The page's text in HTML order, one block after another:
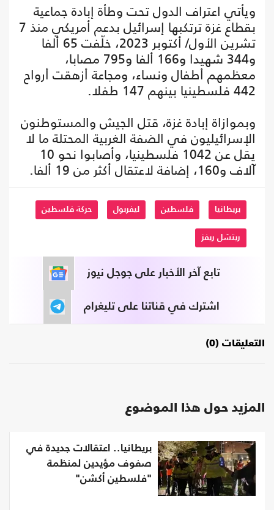
ويأتي اعتراف الدول تحت وطأة إبادة جماعية
بقطاع غزة ترتكبها إسرائيل بدعم أمريكي منذ 7
تشرين الأول/ أكتوبر 2023، خلّفت 65 ألفا
و344 شهيدا و166 ألفا و795 مصابا،
معظمهم أطفال ونساء، ومجاعة أزهقت أرواح
442 فلسطينيا بينهم 147 طفلا.
وبموازاة إبادة غزة، قتل الجيش والمستوطنون
الإسرائيليون في الضفة الغربية المحتلة ما لا
يقل عن 1042 فلسطينيا، وأصابوا نحو 10
آلاف و160، إضافة لاعتقال أكثر من 19 ألفا.
بريطانيا فلسطين ليفربول حركة فلسطين
ريتشل ريفز
تابع آخر الأخبار على جوجل نيوز
اشترك في قناتنا على تليغرام
التعليقات (0)
المزيد حول هذا الموضوع
بريطانيا.. اعتقالات جديدة في
صفوف مؤيدين لمنظمة
"فلسطين أكشن"